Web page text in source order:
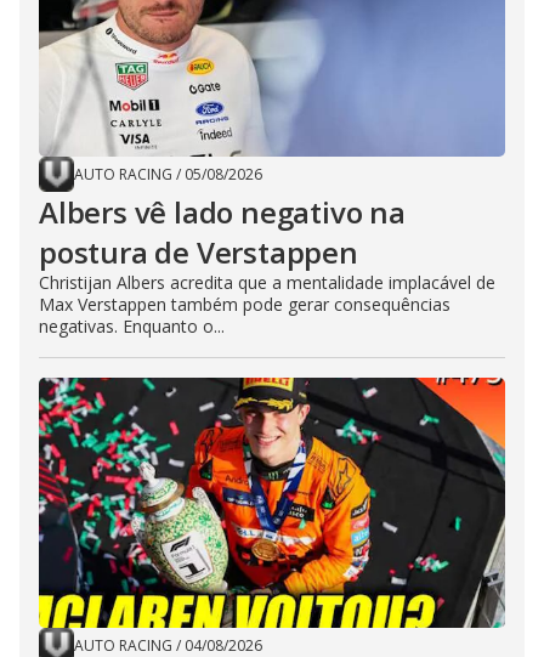
AUTO RACING / 05/08/2026
Albers vê lado negativo na
postura de Verstappen
Christijan Albers acredita que a mentalidade implacável de
Max Verstappen também pode gerar consequências
negativas. Enquanto o...
AUTO RACING / 04/08/2026